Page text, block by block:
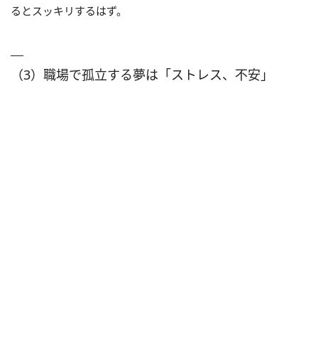
るとスッキリするはず。
（3）職場で孤立する夢は「ストレス、不安」